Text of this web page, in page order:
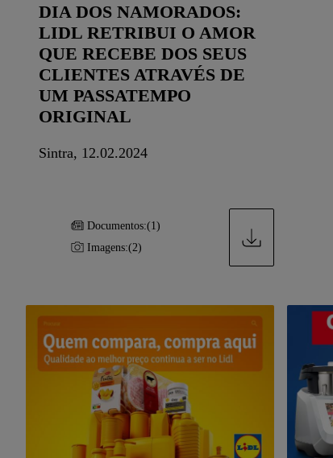
DIA DOS NAMORADOS:
LIDL RETRIBUI O AMOR
QUE RECEBE DOS SEUS
CLIENTES ATRAVÉS DE
UM PASSATEMPO
ORIGINAL
Sintra, 12.02.2024
Documentos:(1)
Imagens:(2)